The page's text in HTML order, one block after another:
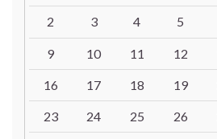
2 3 4 5
9 10 11 12
16 17 18 19
23 24 25 26